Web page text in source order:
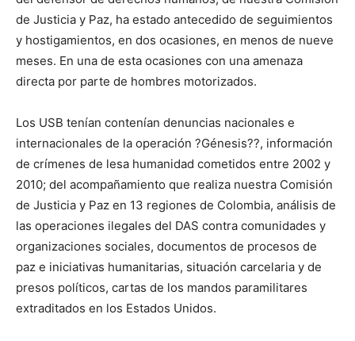
de Justicia y Paz, ha estado antecedido de seguimientos
y hostigamientos, en dos ocasiones, en menos de nueve
meses. En una de esta ocasiones con una amenaza
directa por parte de hombres motorizados.
Los USB tenían contenían denuncias nacionales e
internacionales de la operación ?Génesis??, información
de crímenes de lesa humanidad cometidos entre 2002 y
2010; del acompañamiento que realiza nuestra Comisión
de Justicia y Paz en 13 regiones de Colombia, análisis de
las operaciones ilegales del DAS contra comunidades y
organizaciones sociales, documentos de procesos de
paz e iniciativas humanitarias, situación carcelaria y de
presos políticos, cartas de los mandos paramilitares
extraditados en los Estados Unidos.